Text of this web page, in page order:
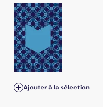
Ajouter à la sélection